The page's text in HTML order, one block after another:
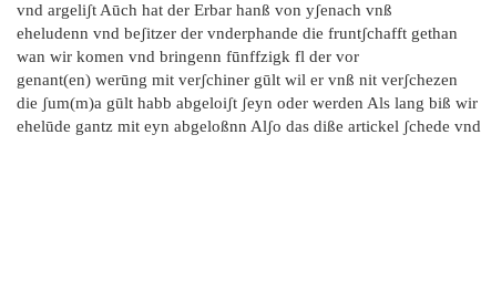
vnd argeliʃt Aūch hat der Erbar hanß von yʃenach vnß
eheludenn vnd beʃitzer der vnderphande die fruntʃchafft gethan
wan wir komen vnd bringenn fūnffzigk fl der vor
genant(en) werūng mit verʃchiner gūlt wil er vnß nit verʃchezen
die ʃum(m)a gūlt habb abgeloiʃt ʃeyn oder werden Als lang biß wir
ehelūde gantz mit eyn abgeloßnn Alʃo das diße artickel ʃchede vnd